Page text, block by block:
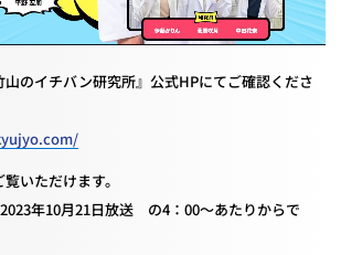
のイチバン研究所』公式HPにてご確認くださ
いただけます。
年10月21日放送 の4：00～あたりからで